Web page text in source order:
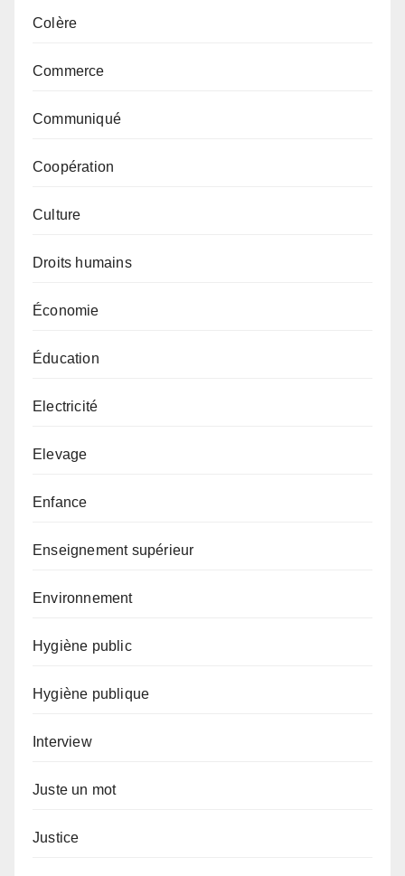
Colère
Commerce
Communiqué
Coopération
Culture
Droits humains
Économie
Éducation
Electricité
Elevage
Enfance
Enseignement supérieur
Environnement
Hygiène public
Hygiène publique
Interview
Juste un mot
Justice